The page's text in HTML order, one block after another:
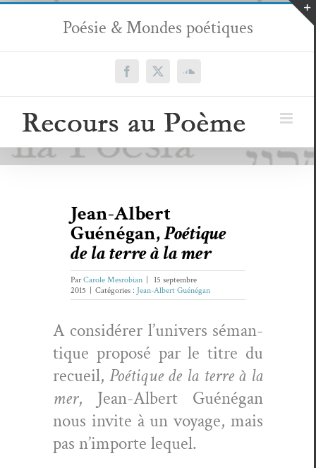
Passer
contenu
Poésie & Mondes poétiques
Facebook
X SoundCloud
Jean-Albert
Guénégan,Poétique
de la terre à la mer
ParCarole Mesrobian
15 septembre
2015
Catégories : Jean-Albert Guénégan
A con­sid­ér­er l’univers séman­
tique pro­posé par le titre du
recueil, Poé­tique de la terre à la
mer, Jean-Albert Guéné­gan
nous invite à un voy­age, mais
pas n’importe lequel.